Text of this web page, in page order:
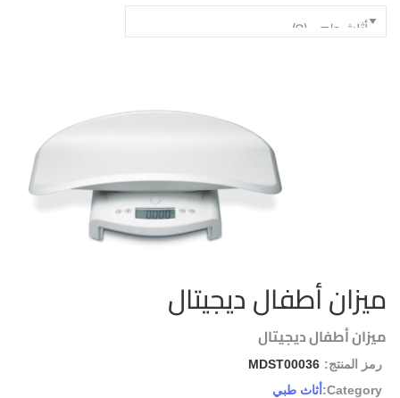
ميزان أطفال ديجيتال
ميزان أطفال ديجيتال
رمز المنتج: MDST00036
Category: أثاث طبي